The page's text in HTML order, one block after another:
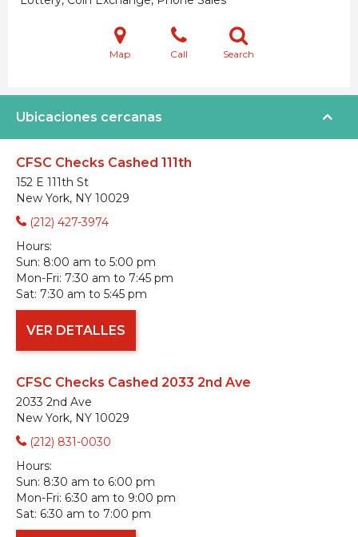
Map Call Search
Ubicaciones cercanas
CFSC Checks Cashed 111th
152 E 111th St
New York, NY 10029
(212) 427-3974
Hours:
Sun: 8:00 am to 5:00 pm
Mon-Fri: 7:30 am to 7:45 pm
Sat: 7:30 am to 5:45 pm
VER DETALLES
CFSC Checks Cashed 2033 2nd Ave
2033 2nd Ave
New York, NY 10029
(212) 831-0030
Hours:
Sun: 8:30 am to 6:00 pm
Mon-Fri: 6:30 am to 9:00 pm
Sat: 6:30 am to 7:00 pm